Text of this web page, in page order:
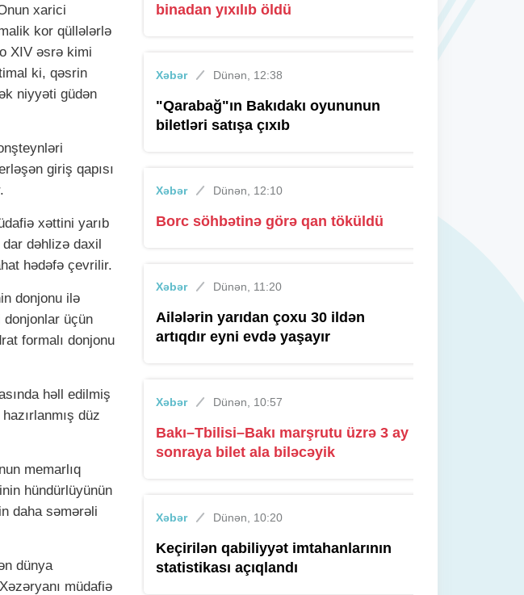
xarici
kor qüllələrlə
XIV əsrə kimi
ki, qəsrin
niyyəti güdən
giriş qapısı
xəttini yarıb
dəhlizə daxil
hədəfə çevrilir.
donjonu ilə
üçün
formalı donjonu
həll edilmiş
düz
memarlıq
hündürlüyünün
daha səmərəli
dünya
müdafiə
binadan yıxılıb öldü
Xəbər Dünən, 12:38
"Qarabağ"ın Bakıdakı oyununun
biletləri satışa çıxıb
Xəbər Dünən, 12:10
Borc söhbətinə görə qan töküldü
Xəbər Dünən, 11:20
Ailələrin yarıdan çoxu 30 ildən
artıqdır eyni evdə yaşayır
Xəbər Dünən, 10:57
Bakı–Tbilisi–Bakı marşrutu üzrə 3 ay
sonraya bilet ala biləcəyik
Xəbər Dünən, 10:20
Keçirilən qabiliyyət imtahanlarının
statistikası açıqlandı